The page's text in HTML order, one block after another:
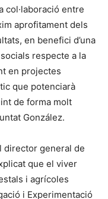
col·laboració entre
aprofitament dels
en benefici d’una
respecte a la
en projectes
que potenciarà
de forma molt
González.
director general de
que el viver
i agrícoles
i Experimentació